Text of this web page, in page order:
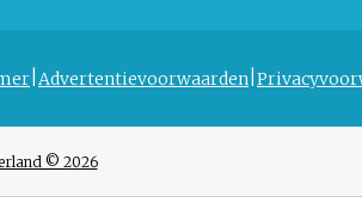
Advertentievoorwaarden
© 2026